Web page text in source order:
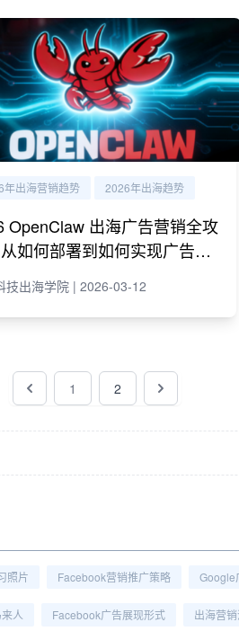
年出海营销趋势 2026年出海趋势
OpenClaw 出海广告营销全攻
如何部署到如何实现广告营
技出海学院 | 2026-03-12
1 2
照片 Facebook营销推广策略 Google
人 Facebook广告展现形式 出海营